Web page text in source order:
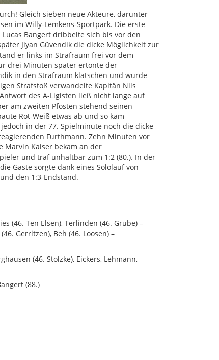
Gleich sieben neue Akteure, darunter
im Willy-Lemkens-Sportpark. Die erste
Bangert dribbelte sich bis vor den
Jiyan Güvendik die dicke Möglichkeit zur
er links im Strafraum frei vor dem
drei Minuten später ertönte der
in den Strafraum klatschen und wurde
Strafstoß verwandelte Kapitän Nils
des A-Ligisten ließ nicht lange auf
am zweiten Pfosten stehend seinen
Rot-Weiß etwas ab und so kam
in der 77. Spielminute noch die dicke
Furthmann. Zehn Minuten vor
Marvin Kaiser bekam an der
und traf unhaltbar zum 1:2 (80.). In der
Gäste sorgte dank eines Sololauf von
den 1:3-Endstand.
(46. Ten Elsen), Terlinden (46. Grube) –
Gerritzen), Beh (46. Loosen) –
(46. Stolzke), Eickers, Lehmann,
(88.)